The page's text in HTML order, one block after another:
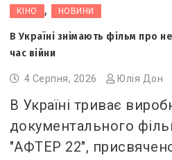
КІНО , НОВИНИ
В Україні знімають фільм про
час війни
4 Серпня, 2026 Юлія Дон
В Україні триває
документального
"АФТЕР 22",